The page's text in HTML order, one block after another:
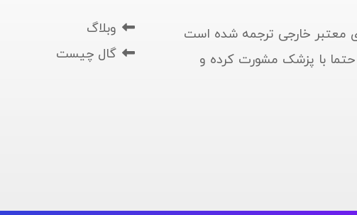
معتبر خارجی ترجمه شده است
حتما با پزشک مشورت کرده و
وبلاگ
گال چیست